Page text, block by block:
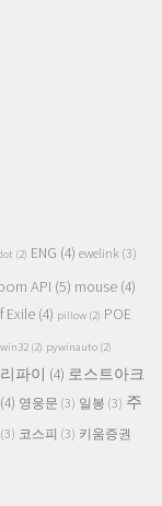
(2) ENG (4) ewelink (3)
API (5) mouse (4)
Exile (4) pillow (2) POE
(2) pywinauto (2)
파이 (4) 로스트아크
(4) 영웅문 (3) 일봉 (3) 주
(3) 코스피 (3) 키움증권